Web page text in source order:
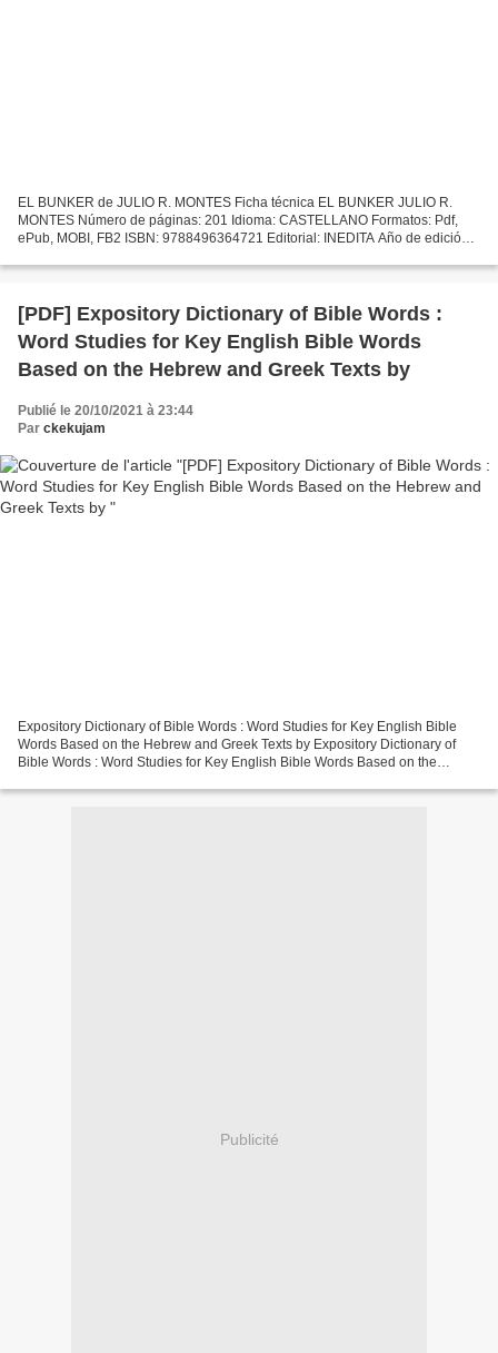
EL BUNKER de JULIO R. MONTES Ficha técnica EL BUNKER JULIO R.
MONTES Número de páginas: 201 Idioma: CASTELLANO Formatos: Pdf,
ePub, MOBI, FB2 ISBN: 9788496364721 Editorial: INEDITA Año de edición:
[PDF] Expository Dictionary of Bible Words :
Word Studies for Key English Bible Words
Based on the Hebrew and Greek Texts by
Publié le 20/10/2021 à 23:44
Par ckekujam
Expository Dictionary of Bible Words : Word Studies for Key English Bible
Words Based on the Hebrew and Greek Texts by Expository Dictionary of
Bible Words : Word Studies for Key English Bible Words Based on the
Publicité